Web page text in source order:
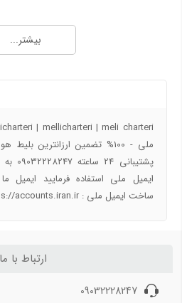
آفــر چارتری تور هوایی مشهد از تهران
راهنمای سفر به شهرهای ایران و جهان با
پروازهای دقیقه 90
آفر شگفت انگیز کیش به تهران دوشنبه 17 دی 97
خرید بلیط هواپیما ارزان ساری به مشهد
بیشتر...
ملی - 100% تضمین ارزانترین
ساخت ایمیل ملی : https://accounts.iran.ir
ارتباط با ما
09032228247